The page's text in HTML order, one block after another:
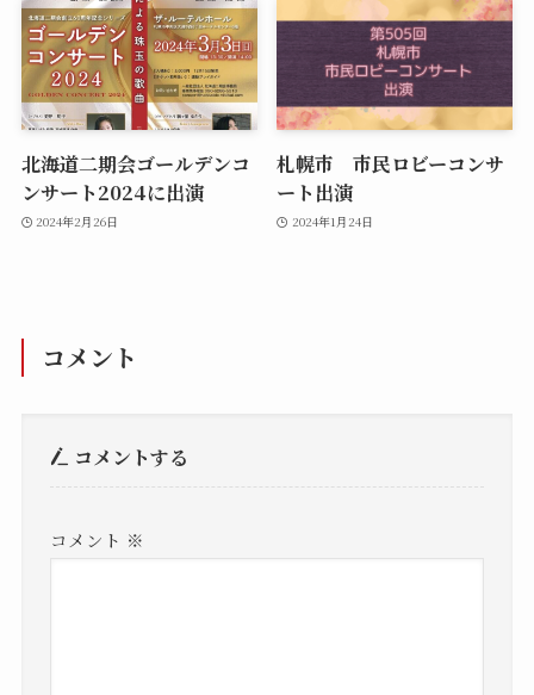
北海道二期会ゴールデンコ
ンサート2024に出演
2024年2月26日
札幌市 市民ロビーコンサ
ート出演
2024年1月24日
コメント
コメントする
コメント ※